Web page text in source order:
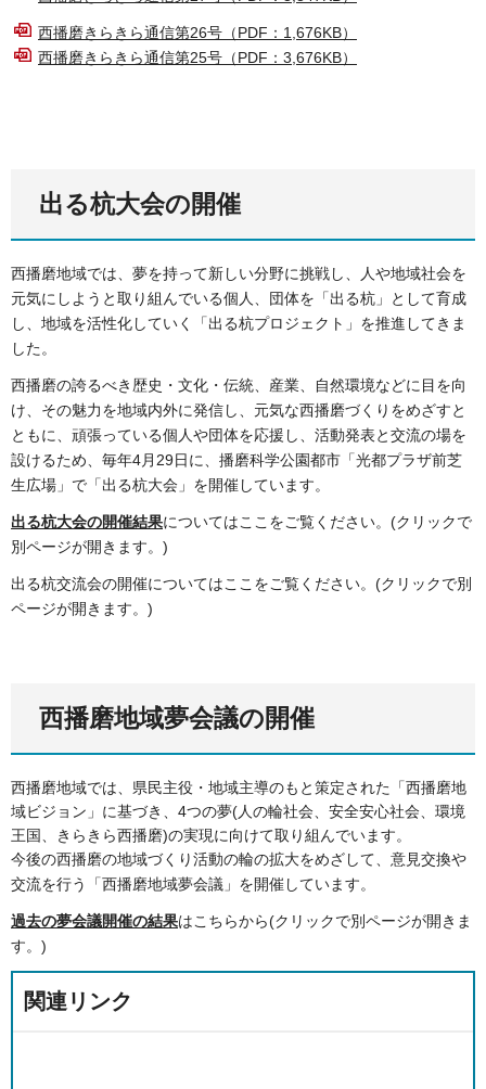
西播磨きらきら通信第26号（PDF：1,676KB）
西播磨きらきら通信第25号（PDF：3,676KB）
出る杭大会の開催
西播磨地域では、夢を持って新しい分野に挑戦し、人や地域社会を
元気にしようと取り組んでいる個人、団体を「出る杭」として育成
し、地域を活性化していく「出る杭プロジェクト」を推進してきま
した。
西播磨の誇るべき歴史・文化・伝統、産業、自然環境などに目を向
け、その魅力を地域内外に発信し、元気な西播磨づくりをめざすと
ともに、頑張っている個人や団体を応援し、活動発表と交流の場を
設けるため、毎年4月29日に、播磨科学公園都市「光都プラザ前芝
生広場」で「出る杭大会」を開催しています。
出る杭大会の開催結果についてはここをご覧ください。(クリックで
別ページが開きます。)
出る杭交流会の開催についてはここをご覧ください。(クリックで別
ページが開きます。)
西播磨地域夢会議の開催
西播磨地域では、県民主役・地域主導のもと策定された「西播磨地
域ビジョン」に基づき、4つの夢(人の輪社会、安全安心社会、環境
王国、きらきら西播磨)の実現に向けて取り組んでいます。
今後の西播磨の地域づくり活動の輪の拡大をめざして、意見交換や
交流を行う「西播磨地域夢会議」を開催しています。
過去の夢会議開催の結果はこちらから(クリックで別ページが開きま
す。)
関連リンク